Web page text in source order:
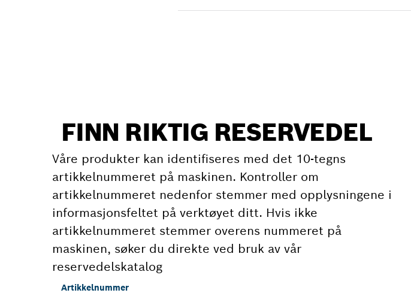
FINN RIKTIG RESERVEDEL
Våre produkter kan identifiseres med det 10-tegns
artikkelnummeret på maskinen. Kontroller om
artikkelnummeret nedenfor stemmer med opplysningene i
informasjonsfeltet på verktøyet ditt. Hvis ikke
artikkelnummeret stemmer overens nummeret på
maskinen, søker du direkte ved bruk av vår
reservedelskatalog
Artikkelnummer